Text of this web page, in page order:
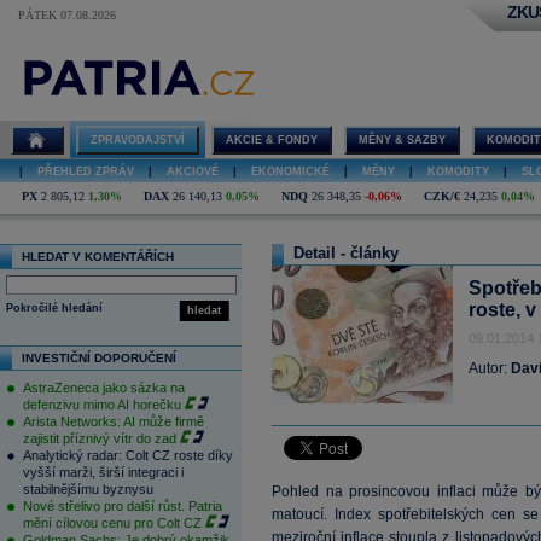
PÁTEK 07.08.2026
ZPRAVODAJSTVÍ AKCIE & FONDY MĚNY & SAZBY
PŘEHLED ZPRÁV AKCIOVÉ EKONOMICKÉ MĚNY KOMODITY
PX 2 805,12 1,30% DAX 26 140,13 0,05% NDQ 26 348,35 -0,06% CZK/€ 24,235 0,04%
HLEDAT V KOMENTÁŘÍCH
hledat
Pokročilé hledání
INVESTIČNÍ DOPORUČENÍ
AstraZeneca jako sázka na
defenzivu mimo AI horečku
Arista Networks: AI může firmě
zajistit příznivý vítr do zad
Analytický radar: Colt CZ roste díky
vyšší marži, širší integraci i
stabilnějšímu byznysu
Nové střelivo pro další růst. Patria
mění cílovou cenu pro Colt CZ
Detail - články
roste,
09.01.2014
Autor:
Pohled na prosincovou inflaci může
matoucí. Index spotřebitelských cen
meziroční inflace stoupla z